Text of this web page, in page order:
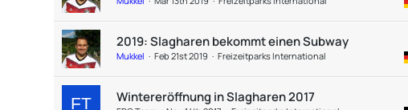
2019: Slagharen bekommt einen Subway
Mukkel Feb 21st 2019 Freizeitparks International
Wintereröffnung in Slagharen 2017